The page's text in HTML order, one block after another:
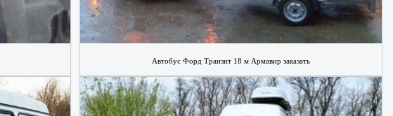
Автобус Форд Транзит 18 м Армавир заказать